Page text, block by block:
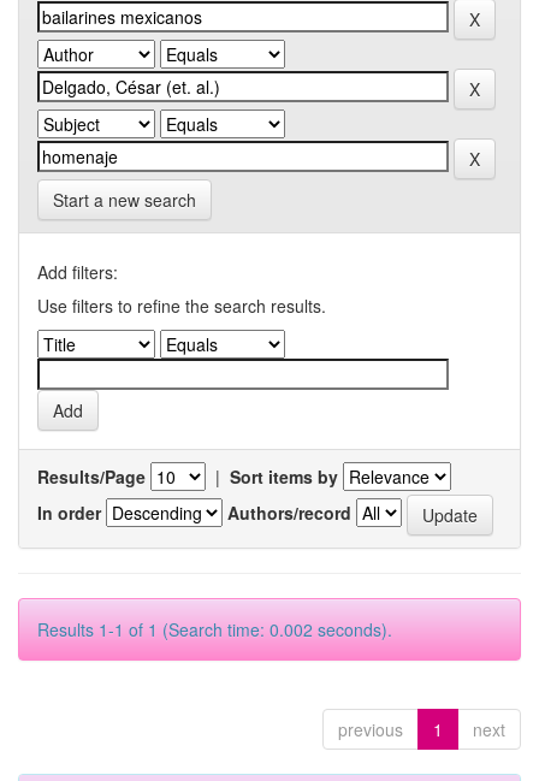
Start a new search
Add filters:
Use filters to refine the search results.
Results/Page | Sort items by
In order
Authors/record
Results 1-1 of 1 (Search time: 0.002 seconds).
previous 1 next